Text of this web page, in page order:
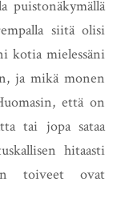
puistonäkymällä
siitä olisi
kotia mielessäni
ja mikä monen
että on
tai jopa sataa
hitaasti
toiveet ovat